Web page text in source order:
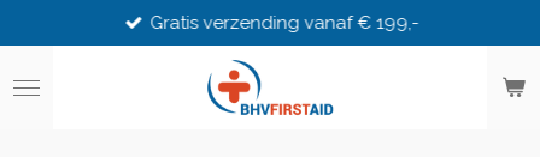
direct
naar
de
Gratis verzending vanaf € 199,-